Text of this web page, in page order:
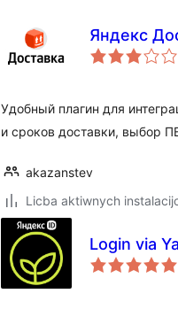
Яндекс
Удобный плагин для
и сроков доставки, выбор
akazanstev
Licba aktiwnych
Login via